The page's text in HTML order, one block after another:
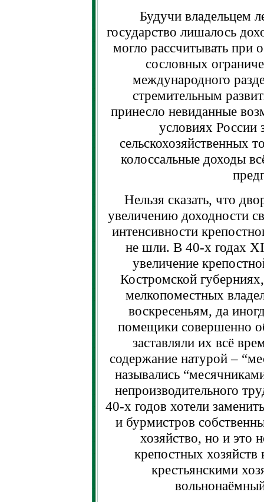
Будучи владельцем
государство лишалось
могло рассчитывать при
сословных
международного
стремительным
принесло невиданные
условиях России
сельскохозяйственных
колоссальные доходы
Нельзя сказать, что
увеличению доходности
интенсивности
не шли. В 40-х годах
увеличение
Костромской
мелкопоместных
воскресеньям, да
помещики совершенно
заставляли их всё
содержание натурой –
назывались
непроизводительного
40-х годов хотели
и бурмистров
хозяйство, но и это
крепостных хозяйств
крестьянскими